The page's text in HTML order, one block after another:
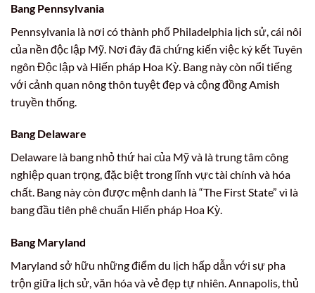
Bang Pennsylvania
Pennsylvania là nơi có thành phố Philadelphia lịch sử, cái nôi
của nền độc lập Mỹ. Nơi đây đã chứng kiến việc ký kết Tuyên
ngôn Độc lập và Hiến pháp Hoa Kỳ. Bang này còn nổi tiếng
với cảnh quan nông thôn tuyệt đẹp và cộng đồng Amish
truyền thống.
Bang Delaware
Delaware là bang nhỏ thứ hai của Mỹ và là trung tâm công
nghiệp quan trọng, đặc biệt trong lĩnh vực tài chính và hóa
chất. Bang này còn được mệnh danh là “The First State” vì là
bang đầu tiên phê chuẩn Hiến pháp Hoa Kỳ.
Bang Maryland
Maryland sở hữu những điểm du lịch hấp dẫn với sự pha
trộn giữa lịch sử, văn hóa và vẻ đẹp tự nhiên. Annapolis, thủ